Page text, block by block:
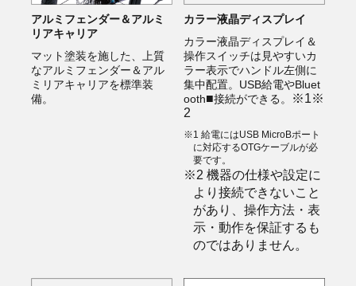
アルミフェンダー＆アルミ
リアキャリア
マット塗装を施した、上質
なアルミフェンダー＆アル
ミリアキャリアを標準装
備。
カラー液晶ディスプレイ
カラー液晶ディスプレイ＆
操作スイッチは見やすいカ
ラー表示でハンドル左側に
集中配置。USB給電やBluet
ooth■接続ができる。 ※1※
2
※1 給電にはUSB MicroBポート
に対応するOTGケーブルが必
要です。
※2 機器の仕様や設定に
より接続できないこと
があり、操作方法・表
示・動作を保証するも
のではありません。